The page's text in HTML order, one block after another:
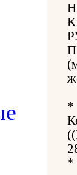
*
*